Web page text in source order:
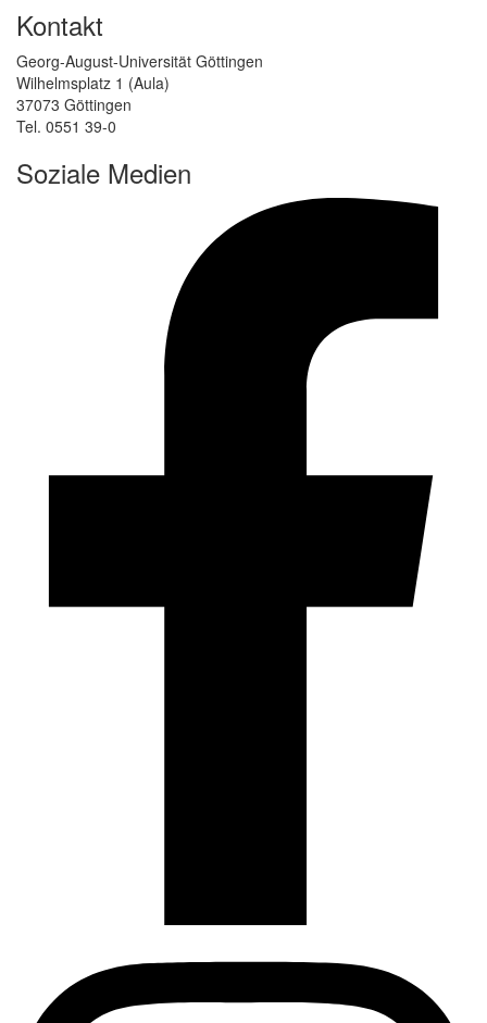
Kontakt
Georg-August-Universität Göttingen
Wilhelmsplatz 1 (Aula)
37073 Göttingen
Tel. 0551 39-0
Soziale Medien